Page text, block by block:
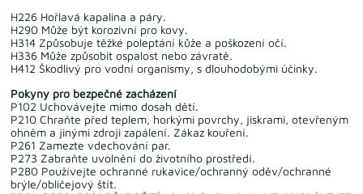
H226 Hořlavá kapalina a páry.
H290 Může být korozivní pro kovy.
H314 Způsobuje těžké poleptání kůže a poškození očí.
H336 Může způsobit ospalost nebo závratě.
H412 Škodlivý pro vodní organismy, s dlouhodobými účinky.
Pokyny pro bezpečné zacházení
P102 Uchovávejte mimo dosah dětí.
P210 Chraňte před teplem, horkými povrchy, jiskrami, otevřeným
ohněm a jinými zdroji zapálení. Zákaz kouření.
P261 Zamezte vdechování par.
P273 Zabraňte uvolnění do životního prostředí.
P280 Používejte ochranné rukavice/ochranný oděv/ochranné
brýle/obličejový štít.